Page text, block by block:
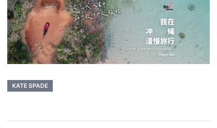
KATE SPADE